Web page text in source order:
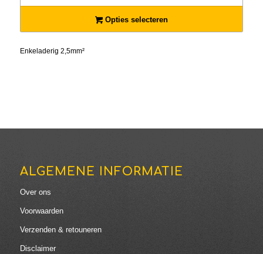
tot
€369.00
Opties selecteren
Enkeladerig 2,5mm²
ALGEMENE INFORMATIE
Over ons
Voorwaarden
Verzenden & retouneren
Disclaimer